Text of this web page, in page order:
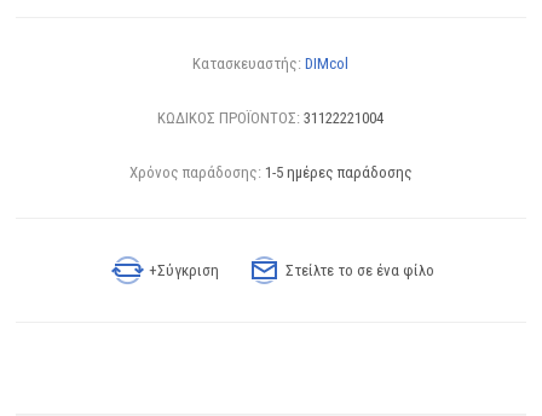
Κατασκευαστής: DIMcol
ΚΩΔΙΚΟΣ ΠΡΟΪΟΝΤΟΣ: 31122221004
Χρόνος παράδοσης: 1-5 ημέρες παράδοσης
+Σύγκριση Στείλτε το σε ένα φίλο